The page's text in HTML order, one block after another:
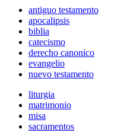
antiguo testamento
apocalipsis
biblia
catecismo
derecho canonico
evangelio
nuevo testamento
liturgia
matrimonio
misa
sacramentos